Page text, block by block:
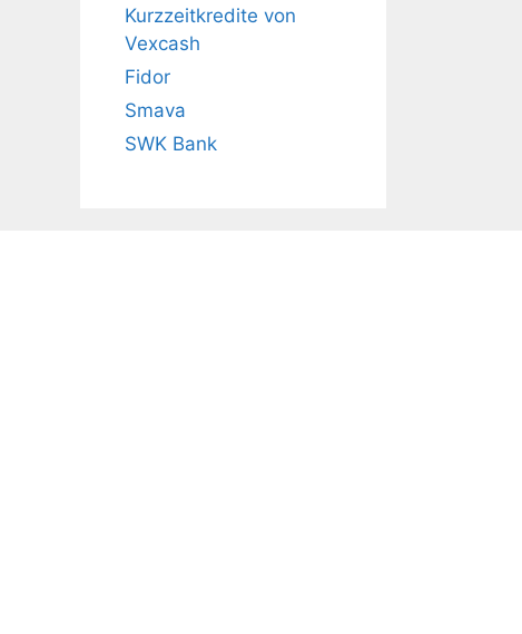
Kurzzeitkredite von
Vexcash
Fidor
Smava
SWK Bank